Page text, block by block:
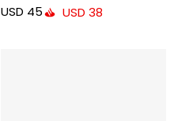
USD 45 USD 38